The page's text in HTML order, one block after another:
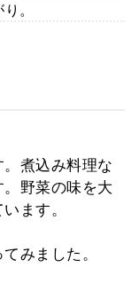
。
煮込み料理な
野菜の味を大
ます。
みました。